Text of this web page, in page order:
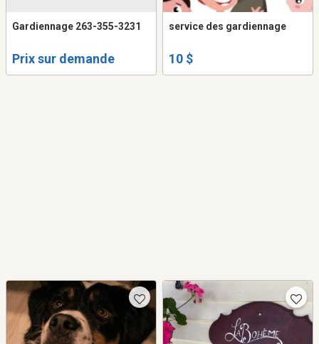
Gardiennage 263-355-3231
Prix sur demande
service des gardiennage
10 $